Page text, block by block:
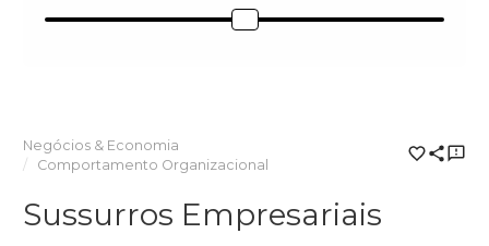
Negócios & Economia
Comportamento Organizacional
Sussurros Empresariais